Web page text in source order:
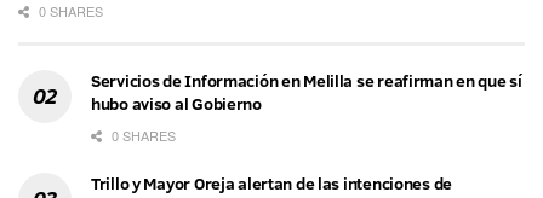
0 SHARES
Servicios de Información en Melilla se reafirman en que sí
hubo aviso al Gobierno
0 SHARES
Trillo y Mayor Oreja alertan de las intenciones de